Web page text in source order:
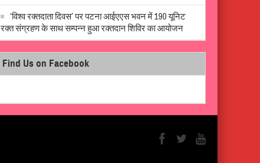
‘विश्व रक्तदाता दिवस’ पर पटना आईएएस भवन में 190 यूनिट
रक्त संग्रहण के साथ सम्पन्न हुआ रक्तदान शिविर का आयोजन
Find Us on Facebook